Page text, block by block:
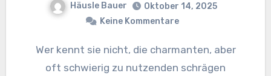
Häusle Bauer
Oktober 14, 2025
Keine Kommentare
Wer kennt sie nicht, die charmanten, aber
oft schwierig zu nutzenden schrägen